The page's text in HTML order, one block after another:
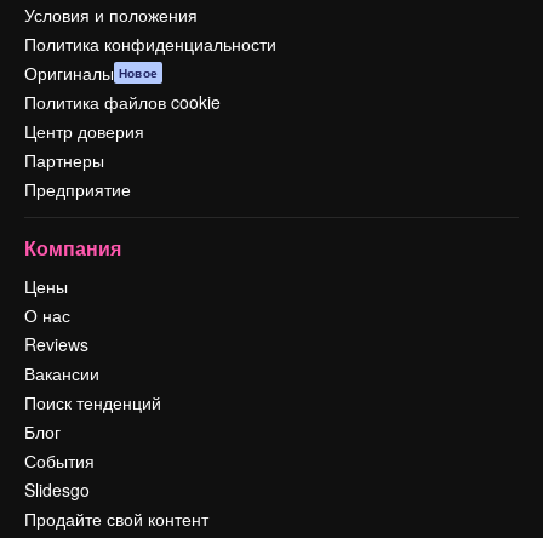
Условия и положения
Политика конфиденциальности
Оригиналы Новое
Политика файлов cookie
Центр доверия
Партнеры
Предприятие
Компания
Цены
О нас
Reviews
Вакансии
Поиск тенденций
Блог
События
Slidesgo
Продайте свой контент